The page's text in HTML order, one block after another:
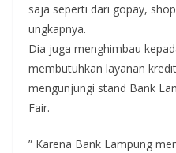
saja seperti dari gopay,
ungkapnya.
Dia juga menghimbau
membutuhkan layanan
mengunjungi stand Bank
Fair.
” Karena Bank Lampung